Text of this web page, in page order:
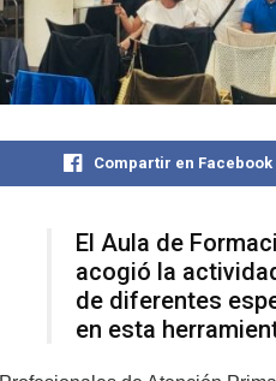
Compartir en Facebook
El Aula de
acogió la
de diferentes
en esta